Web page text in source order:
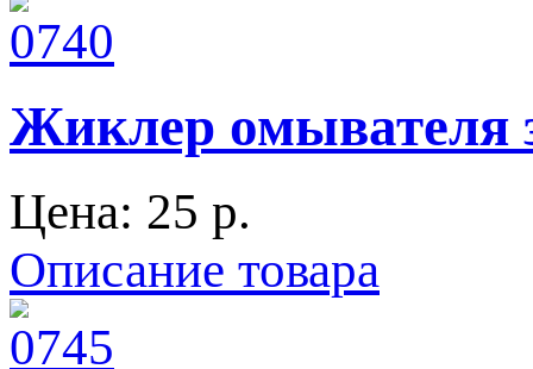
Жиклер омывателя
Цена: 25 p.
Описание товара